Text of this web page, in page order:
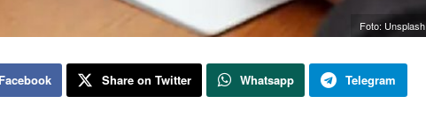
Foto: Unsplash
Share on Twitter Whatsapp Telegram